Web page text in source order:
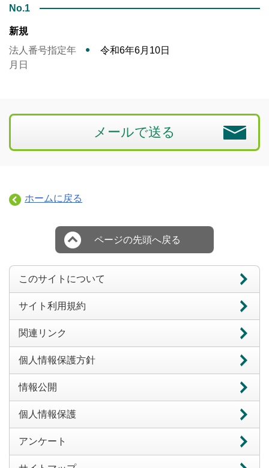
No.1
新規
法人番号指定年
月日
令和6年6月10日
メールで送る
ホームに戻る
ページの先頭へ戻る
このサイトについて
サイト利用規約
関連リンク
個人情報保護方針
情報公開
個人情報保護
アンケート